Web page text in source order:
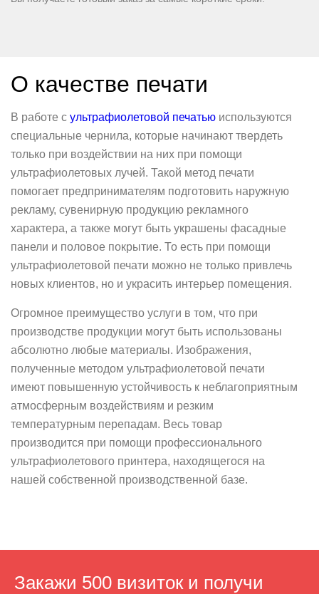
О качестве печати
В работе с ультрафиолетовой печатью используются
специальные чернила, которые начинают твердеть
только при воздействии на них при помощи
ультрафиолетовых лучей. Такой метод печати
помогает предпринимателям подготовить наружную
рекламу, сувенирную продукцию рекламного
характера, а также могут быть украшены фасадные
панели и половое покрытие. То есть при помощи
ультрафиолетовой печати можно не только привлечь
новых клиентов, но и украсить интерьер помещения.
Огромное преимущество услуги в том, что при
производстве продукции могут быть использованы
абсолютно любые материалы. Изображения,
полученные методом ультрафиолетовой печати
имеют повышенную устойчивость к неблагоприятным
атмосферным воздействиям и резким
температурным перепадам. Весь товар
производится при помощи профессионального
ультрафиолетового принтера, находящегося на
нашей собственной производственной базе.
Закажи 500 визитоки получи